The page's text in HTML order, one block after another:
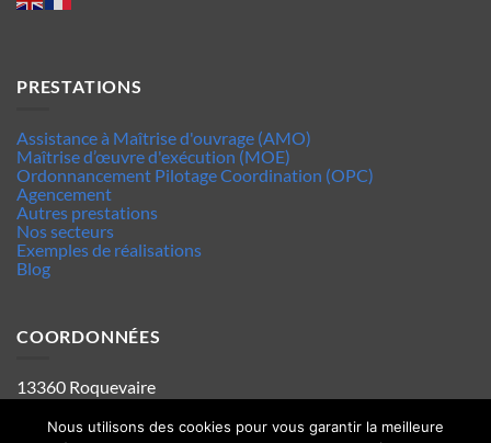
PRESTATIONS
Assistance à Maîtrise d'ouvrage (AMO)
Maîtrise d’œuvre d'exécution (MOE)
Ordonnancement Pilotage Coordination (OPC)
Agencement
Autres prestations
Nos secteurs
Exemples de réalisations
Blog
COORDONNÉES
13360 Roquevaire
Tel : 06.63.70.62.44
Mentions legales
Nous utilisons des cookies pour vous garantir la meilleure